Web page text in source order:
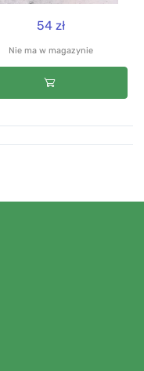
54 zł
Nie ma w magazynie